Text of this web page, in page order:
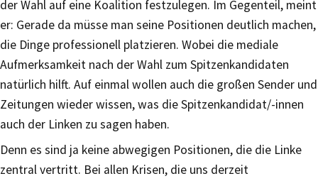
der Wahl auf eine Koalition festzulegen. Im Gegenteil, meint
er: Gerade da müsse man seine Positionen deutlich machen,
die Dinge professionell platzieren. Wobei die mediale
Aufmerksamkeit nach der Wahl zum Spitzenkandidaten
natürlich hilft. Auf einmal wollen auch die großen Sender und
Zeitungen wieder wissen, was die Spitzenkandidat/-innen
auch der Linken zu sagen haben.
Denn es sind ja keine abwegigen Positionen, die die Linke
zentral vertritt. Bei allen Krisen, die uns derzeit